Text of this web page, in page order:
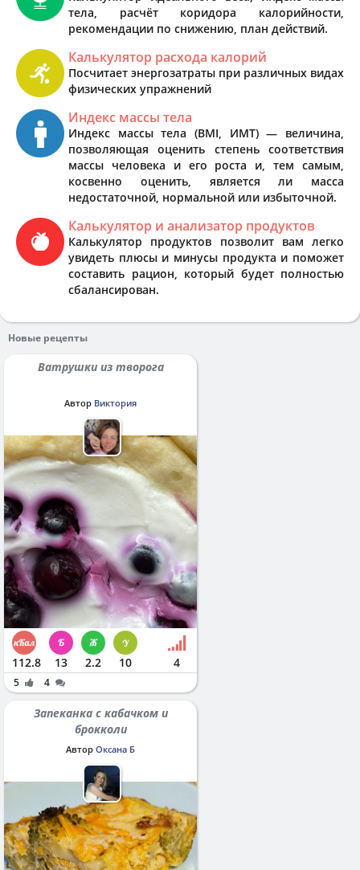
тела, расчёт коридора калорийности,
рекомендации по снижению, план действий.
Калькулятор расхода калорий
Посчитает энергозатраты при различных видах
физических упражнений
Индекс массы тела
Индекс массы тела (BMI, ИМТ) — величина,
позволяющая оценить степень соответствия
массы человека и его роста и, тем самым,
косвенно оценить, является ли масса
недостаточной, нормальной или избыточной.
Калькулятор и анализатор продуктов
Калькулятор продуктов позволит вам легко
увидеть плюсы и минусы продукта и поможет
составить рацион, который будет полностью
сбалансирован.
Новые рецепты
Ватрушки из творога
Автор Виктория
112.8 13 2.2 10 4
5 4
Запеканка с кабачком и
брокколи
Автор Оксана Б